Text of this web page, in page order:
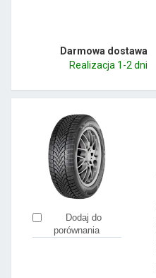
Darmowa dostawa
Realizacja 1-2 dni
Dodaj do
porównania